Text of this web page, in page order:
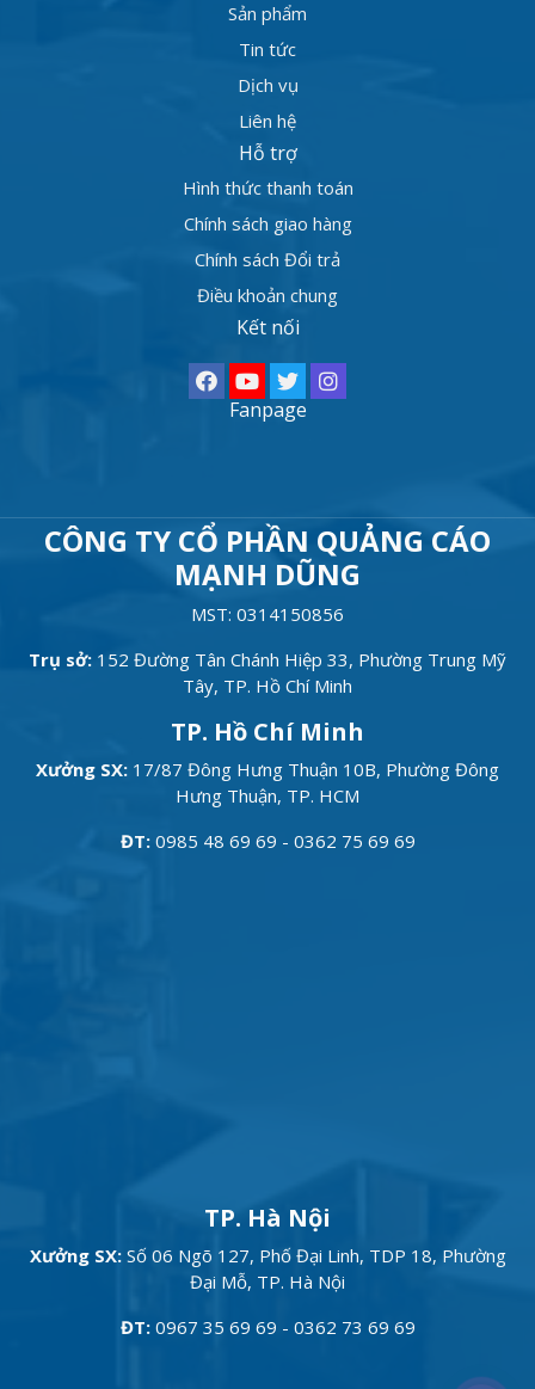
Sản phẩm
Tin tức
Dịch vụ
Liên hệ
Hỗ trợ
Hình thức thanh toán
Chính sách giao hàng
Chính sách Đổi trả
Điều khoản chung
Kết nối
Fanpage
CÔNG TY CỔ PHẦN QUẢNG CÁO
MẠNH DŨNG
MST: 0314150856
Trụ sở: 152 Đường Tân Chánh Hiệp 33, Phường Trung Mỹ
Tây, TP. Hồ Chí Minh
TP. Hồ Chí Minh
Xưởng SX: 17/87 Đông Hưng Thuận 10B, Phường Đông
Hưng Thuận, TP. HCM
ĐT:0985 48 69 69 - 0362 75 69 69
TP. Hà Nội
Xưởng SX:Số 06 Ngõ 127, Phố Đại Linh, TDP 18, Phường
Đại Mỗ, TP. Hà Nội
ĐT:0967 35 69 69 - 0362 73 69 69